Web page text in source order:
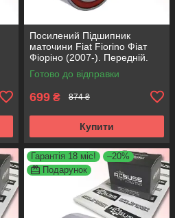
Посилений Підшипник
маточини Fiat Fiorino Фіат
Фіоріно (2007-). Передній.
АКСУСС Корея! VKBA3538 ,
R158.44 , 713690750
Готово до відправки
699 ₴ 874 ₴
Купити
Гарантія 18 міс!
–20%
Подарунок